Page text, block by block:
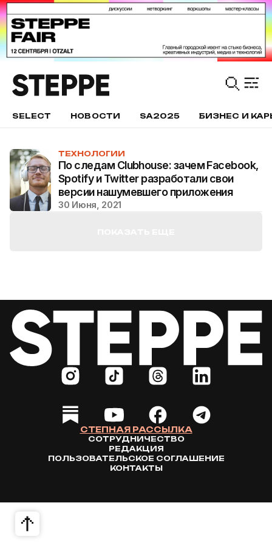
SELECT НОВОСТИ SA2025 БИЗНЕС И
ТЕХНОЛОГИИ
По следам Clubhouse: зачем Facebook,
Spotify и Twitter разработали свои
версии нашумевшего приложения
30 Июня, 2021
СТЕПНАЯ РАССЫЛКА
СОТРУДНИЧЕСТВО
РЕДАКЦИЯ
ПОЛЬЗОВАТЕЛЬСКОЕ СОГЛАШЕНИЕ
КОНТАКТЫ